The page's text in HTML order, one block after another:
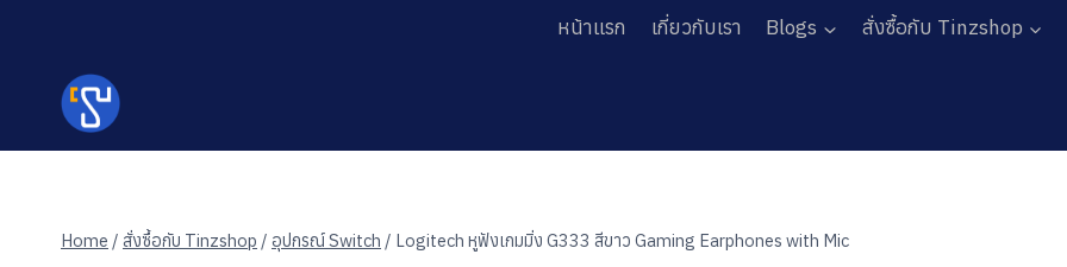
content
หน้าแรก เกี่ยวกับเรา Blogs สั่งซื้อกับ Tinzshop
Home / สั่งซื้อกับ Tinzshop / อุปกรณ์ Switch / Logitech หูฟังเกมมิ่ง G333 สีขาว Gaming Earphones with Mic